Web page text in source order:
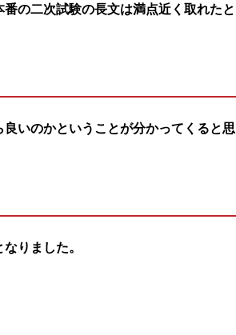
の二次試験の長文は満点近く取れたと
いのかということが分かってくると思
りました。